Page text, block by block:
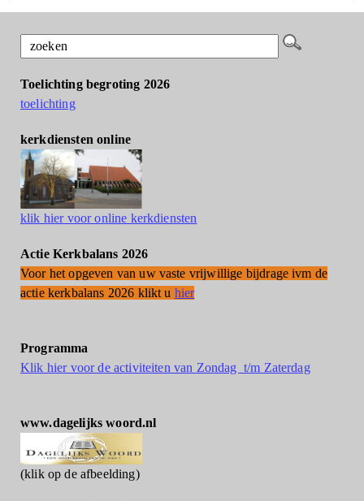
Toelichting begroting 2026
toelichting
kerkdiensten online
klik hier voor online kerkdiensten
Actie Kerkbalans 2026
Voor het opgeven van uw vaste vrijwillige bijdrage ivm de
actie kerkbalans 2026 klikt u hier
Programma
Klik hier voor de activiteiten van Zondag t/m Zaterdag
www.dagelijks woord.nl
(klik op de afbeelding)